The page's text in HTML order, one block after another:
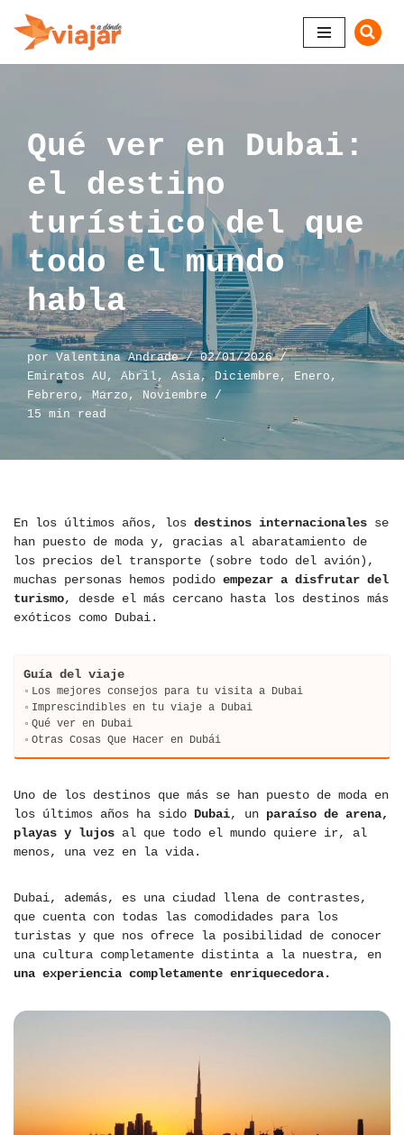
Saltar
al
Qué ver en Dubai:
el destino
turístico del que
todo el mundo
habla
por Valentina Andrade
02/01/2026
Emiratos AU , Abril , Asia, Diciembre , Enero ,
Febrero , Marzo , Noviembre
15 min read
En los últimos años, los destinos internacionales se
han puesto de moda y, gracias al abaratamiento de
los precios del transporte (sobre todo del avión),
muchas personas hemos podido empezar a disfrutar del
turismo, desde el más cercano hasta los destinos más
exóticos como Dubai.
Guía del viaje
Los mejores consejos para tu visita a Dubai
Imprescindibles en tu viaje a Dubai
Qué ver en Dubai
Otras Cosas Que Hacer en Dubái
Uno de los destinos que más se han puesto de moda en
los últimos años ha sido Dubai, un paraíso de arena,
playas y lujos al que todo el mundo quiere ir, al
menos, una vez en la vida.
Dubai, además, es una ciudad llena de contrastes,
que cuenta con todas las comodidades para los
turistas y que nos ofrece la posibilidad de conocer
una cultura completamente distinta a la nuestra, en
una experiencia completamente enriquecedora.